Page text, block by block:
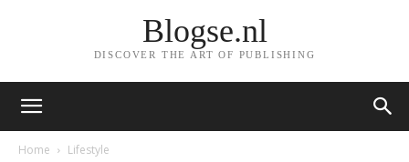
Blogse.nl
DISCOVER THE ART OF PUBLISHING
Home Lifestyle